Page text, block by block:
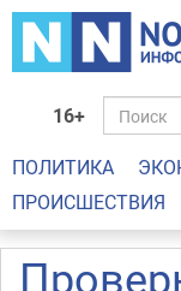
16+
ПОЛИТИКА
ПРОИСШЕСТВИЯ